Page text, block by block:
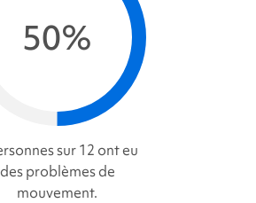
50%
sur 12 ont eu
des problèmes de
mouvement.